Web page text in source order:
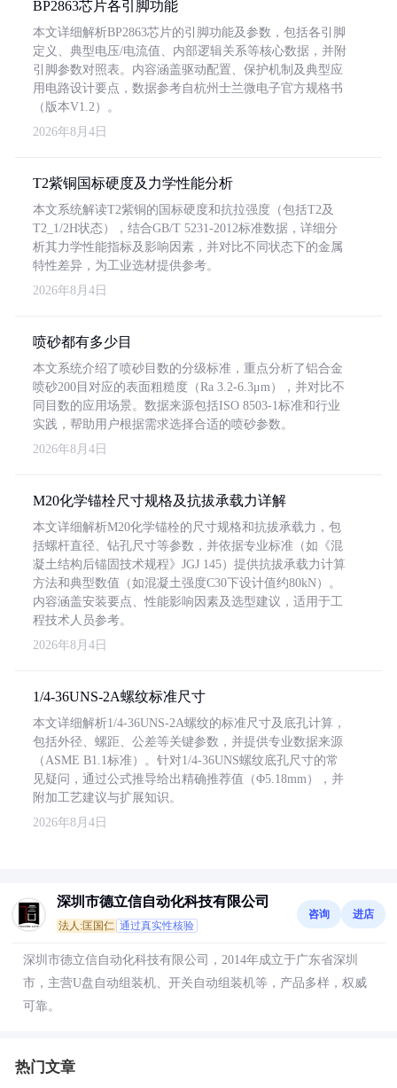
BP2863芯片各引脚功能
本文详细解析BP2863芯片的引脚功能及参数，包括各引脚
定义、典型电压/电流值、内部逻辑关系等核心数据，并附
引脚参数对照表。内容涵盖驱动配置、保护机制及典型应
用电路设计要点，数据参考自杭州士兰微电子官方规格书
（版本V1.2）。
2026年8月4日
T2紫铜国标硬度及力学性能分析
本文系统解读T2紫铜的国标硬度和抗拉强度（包括T2及
T2_1/2H状态），结合GB/T 5231-2012标准数据，详细分
析其力学性能指标及影响因素，并对比不同状态下的金属
特性差异，为工业选材提供参考。
2026年8月4日
喷砂都有多少目
本文系统介绍了喷砂目数的分级标准，重点分析了铝合金
喷砂200目对应的表面粗糙度（Ra 3.2-6.3μm），并对比不
同目数的应用场景。数据来源包括ISO 8503-1标准和行业
实践，帮助用户根据需求选择合适的喷砂参数。
2026年8月4日
M20化学锚栓尺寸规格及抗拔承载力详解
本文详细解析M20化学锚栓的尺寸规格和抗拔承载力，包
括螺杆直径、钻孔尺寸等参数，并依据专业标准（如《混
凝土结构后锚固技术规程》JGJ 145）提供抗拔承载力计算
方法和典型数值（如混凝土强度C30下设计值约80kN）。
内容涵盖安装要点、性能影响因素及选型建议，适用于工
程技术人员参考。
2026年8月4日
1/4-36UNS-2A螺纹标准尺寸
本文详细解析1/4-36UNS-2A螺纹的标准尺寸及底孔计算，
包括外径、螺距、公差等关键参数，并提供专业数据来源
（ASME B1.1标准）。针对1/4-36UNS螺纹底孔尺寸的常
见疑问，通过公式推导给出精确推荐值（Φ5.18mm），并
附加工艺建议与扩展知识。
2026年8月4日
深圳市德立信自动化科技有限公司
法人:匡国仁 通过真实性核验
咨询 进店
深圳市德立信自动化科技有限公司，2014年成立于广东省深圳
市，主营U盘自动组装机、开关自动组装机等，产品多样，权威
可靠。
热门文章